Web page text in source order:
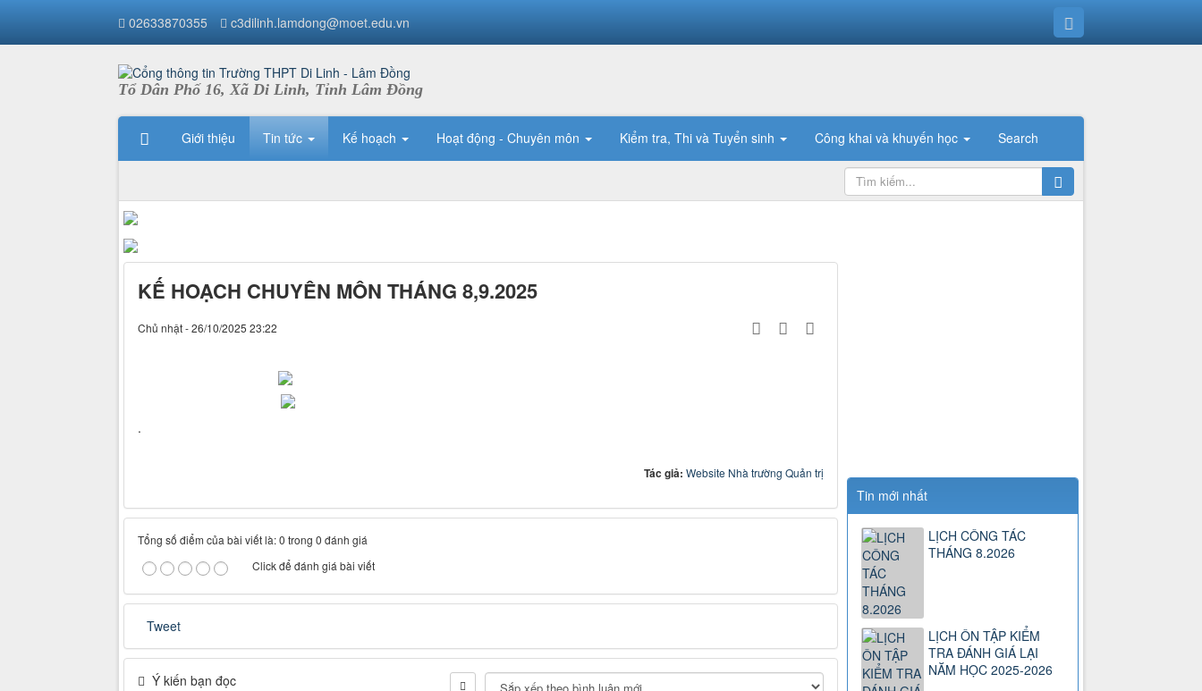
02633870355 c3dilinh.lamdong@moet.edu.vn
Tổ Dân Phố 16, Xã Di Linh, Tỉnh Lâm Đồng
Giới thiệu Tin tức Kế hoạch Hoạt động - Chuyên môn Kiểm tra, Thi và Tuyển sinh Công khai và khuyến học Search
KẾ HOẠCH CHUYÊN MÔN THÁNG 8,9.2025
Chủ nhật - 26/10/2025 23:22
.
Tác giả: Website Nhà trường Quản trị
Tổng số điểm của bài viết là: 0 trong 0 đánh giá
Click để đánh giá bài viết
Tweet
Ý kiến bạn đọc
Tin mới nhất
LỊCH CÔNG TÁC
THÁNG 8.2026
LỊCH ÔN TẬP KIỂM
TRA ĐÁNH GIÁ LẠI
NĂM HỌC 2025-2026